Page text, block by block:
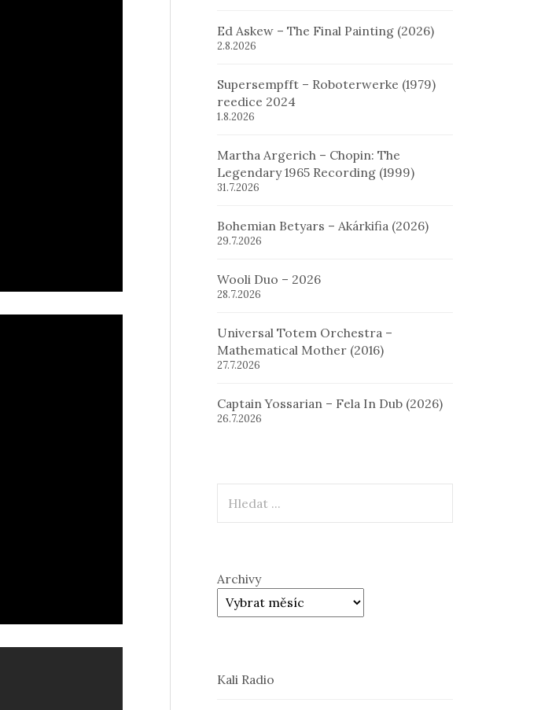
Ed Askew – The Final Painting (2026)
2.8.2026
Supersempfft – Roboterwerke (1979)
reedice 2024
1.8.2026
Martha Argerich – Chopin: The
Legendary 1965 Recording (1999)
31.7.2026
Bohemian Betyars – Akárkifia (2026)
29.7.2026
Wooli Duo – 2026
28.7.2026
Universal Totem Orchestra –
Mathematical Mother (2016)
27.7.2026
Captain Yossarian – Fela In Dub (2026)
26.7.2026
Archivy
Kali Radio